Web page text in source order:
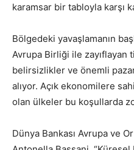
karamsar bir tabloyla karşı
Bölgedeki yavaşlamanın
Avrupa Birliği ile
belirsizlikler ve önemli
alıyor. Açık ekonomilere
olan ülkeler bu koşullarda
Dünya Bankası Avrupa ve